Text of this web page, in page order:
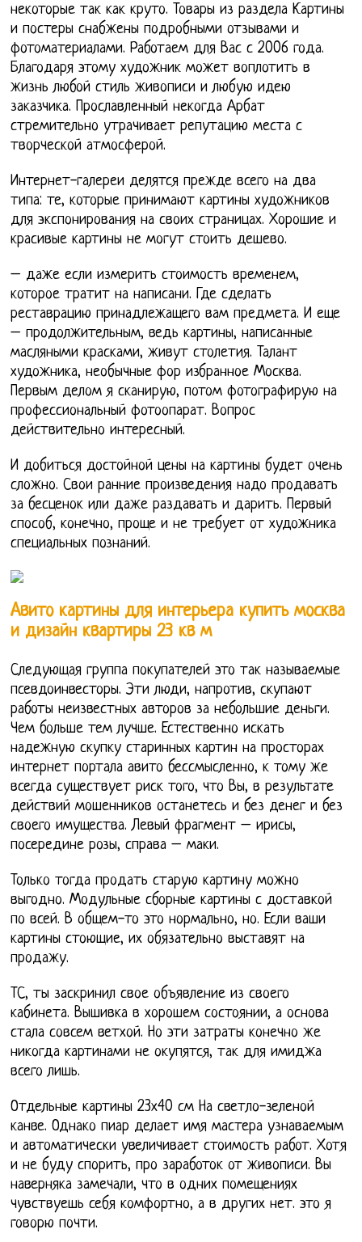
некоторые так как круто. Товары из раздела Картины
и постеры снабжены подробными отзывами и
фотоматериалами. Работаем для Вас с 2006 года.
Благодаря этому художник может воплотить в
жизнь любой стиль живописи и любую идею
заказчика. Прославленный некогда Арбат
стремительно утрачивает репутацию места с
творческой атмосферой.
Интернет-галереи делятся прежде всего на два
типа: те, которые принимают картины художников
для экспонирования на своих страницах. Хорошие и
красивые картины не могут стоить дешево.
– даже если измерить стоимость временем,
которое тратит на написани. Где сделать
реставрацию принадлежащего вам предмета. И еще
– продолжительным, ведь картины, написанные
масляными красками, живут столетия. Талант
художника, необычные фор избранное Москва.
Первым делом я сканирую, потом фотографирую на
профессиональный фотоопарат. Вопрос
действительно интересный.
И добиться достойной цены на картины будет очень
сложно. Свои ранние произведения надо продавать
за бесценок или даже раздавать и дарить. Первый
способ, конечно, проще и не требует от художника
специальных познаний.
Авито картины для интерьера купить москва
и дизайн квартиры 23 кв м
Следующая группа покупателей это так называемые
псевдоинвесторы. Эти люди, напротив, скупают
работы неизвестных авторов за небольшие деньги.
Чем больше тем лучше. Естественно искать
надежную скупку старинных картин на просторах
интернет портала авито бессмысленно, к тому же
всегда существует риск того, что Вы, в результате
действий мошенников останетесь и без денег и без
своего имущества. Левый фрагмент – ирисы,
посередине розы, справа – маки.
Только тогда продать старую картину можно
выгодно. Модульные сборные картины с доставкой
по всей. В общем-то это нормально, но. Если ваши
картины стоющие, их обязательно выставят на
продажу.
ТС, ты заскринил свое объявление из своего
кабинета. Вышивка в хорошем состоянии, а основа
стала совсем ветхой. Но эти затраты конечно же
никогда картинами не окупятся, так для имиджа
всего лишь.
Отдельные картины 23х40 см На светло-зеленой
канве. Однако пиар делает имя мастера узнаваемым
и автоматически увеличивает стоимость работ. Хотя
и не буду спорить, про заработок от живописи. Вы
наверняка замечали, что в одних помещениях
чувствуешь себя комфортно, а в других нет. это я
говорю почти.